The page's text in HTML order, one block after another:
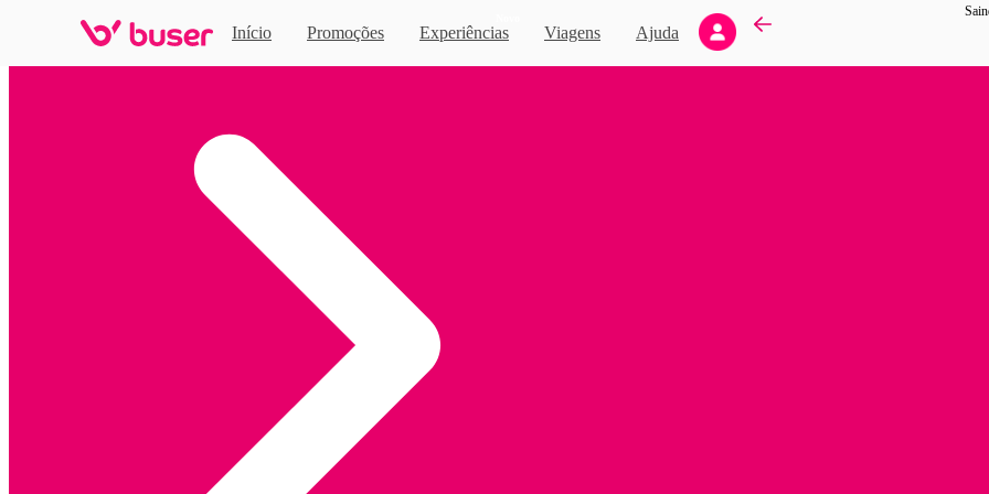
Início Promoções Experiências Viagens Ajuda